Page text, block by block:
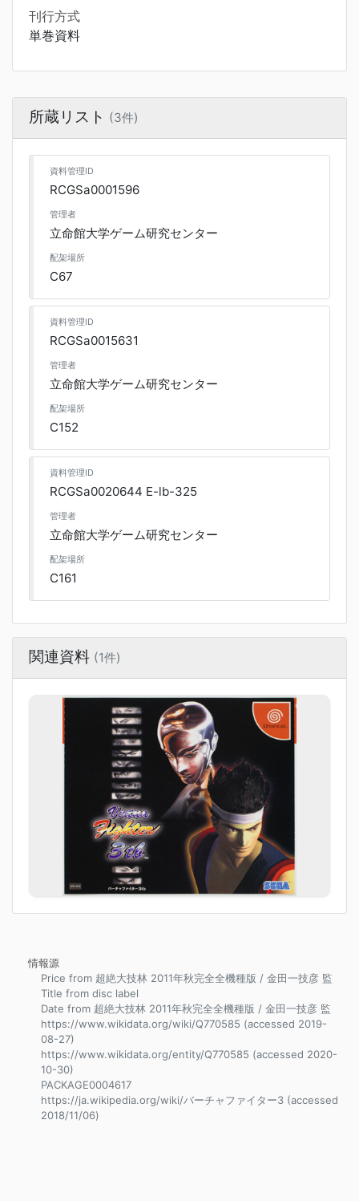
刊行方式
単巻資料
所蔵リスト (3件)
資料管理ID
RCGSa0001596
管理者
立命館大学ゲーム研究センター
配架場所
C67
資料管理ID
RCGSa0015631
管理者
立命館大学ゲーム研究センター
配架場所
C152
資料管理ID
RCGSa0020644 E-lb-325
管理者
立命館大学ゲーム研究センター
配架場所
C161
関連資料 (1件)
情報源
Price from 超絶大技林 2011年秋完全全機種版 / 金田一技彦 監
Title from disc label
Date from 超絶大技林 2011年秋完全全機種版 / 金田一技彦 監
https://www.wikidata.org/wiki/Q770585 (accessed 2019-
08-27)
https://www.wikidata.org/entity/Q770585 (accessed 2020-
10-30)
PACKAGE0004617
https://ja.wikipedia.org/wiki/バーチャファイター3 (accessed
2018/11/06)